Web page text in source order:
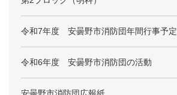
令和7年度 安曇野市消防団年間行事予定
令和6年度 安曇野市消防団の活動